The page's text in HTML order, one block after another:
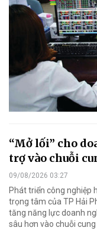
“Mở lối” cho
trợ vào chuỗi
09/08/2026 03:27
Phát triển công nghiệp
trọng tâm của TP Hải
tăng năng lực doanh
sâu hơn vào chuỗi